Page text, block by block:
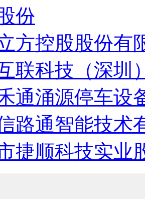
份
方控股股份有
联科技（深圳
通涌源停车设
路通智能技术
捷顺科技实业